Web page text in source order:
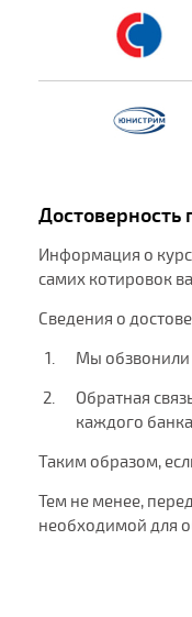
Информация о
самих котировок
Сведения о
Мы обзвонили
Обратная
каждого
Таким образом,
Тем не менее,
необходимой для